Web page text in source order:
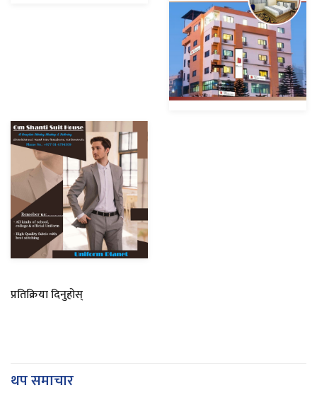
प्रतिक्रिया दिनुहोस्
थप समाचार